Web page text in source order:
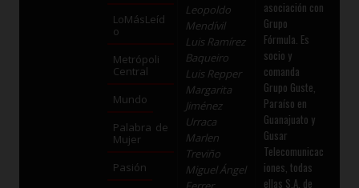
LoMásLeíd
o
Metrópoli
Central
Mundo
Palabra de
Mujer
Pasión
Leopoldo
Mendívil
Luis Ramírez
Baqueiro
Luis Repper
Margarita
Jiménez
Urraca
Marlen
Treviño
Miguel Ángel
asociación con
Grupo
Fórmula. Es
socio y
comanda
Grupo Guste,
Paraíso en
Guanajuato y
Gusar
Telecomunicac
iones, todas
ellas S.A. de